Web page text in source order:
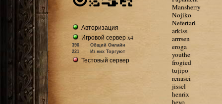
Авторизация
Игровой сервер x4
390
Общий Онлайн
221
Из них Торгуют
Тестовый сервер
Mansherry
Nojiko
Nefertari
arkiss
arrrsen
eroga
youthe
frogied
tujipo
renasei
jissel
henrix
heyo